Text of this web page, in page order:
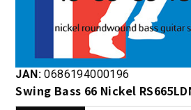
JAN: 0686194000196
Swing Bass 66 Nickel